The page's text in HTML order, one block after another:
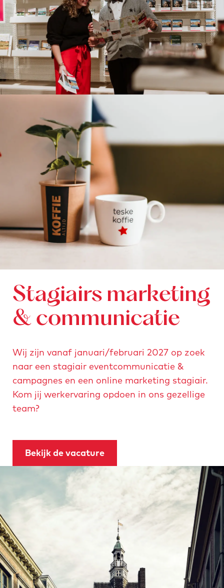
Stagiairs marketing
& communicatie
Wij zijn vanaf januari/februari 2027 op zoek
naar een stagiair eventcommunicatie &
campagnes en een online marketing stagiair.
Kom jij werkervaring opdoen in ons gezellige
team?
Bekijk de vacature